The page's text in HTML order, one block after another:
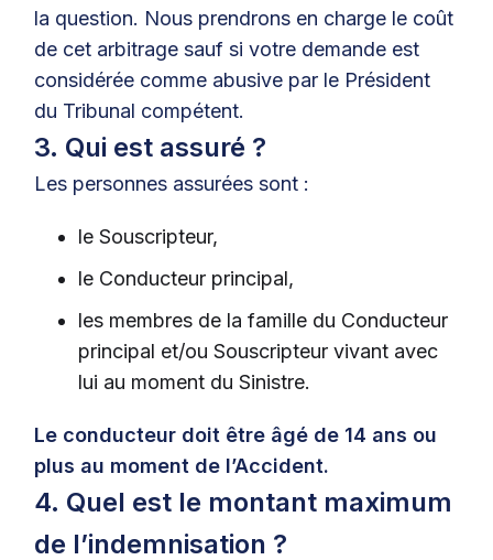
la question. Nous prendrons en charge le coût
de cet arbitrage sauf si votre demande est
considérée comme abusive par le Président
du Tribunal compétent.
3. Qui est assuré ?
Les personnes assurées sont :
le Souscripteur,
le Conducteur principal,
les membres de la famille du Conducteur
principal et/ou Souscripteur vivant avec
lui au moment du Sinistre.
Le conducteur doit être âgé de 14 ans ou
plus au moment de l’Accident.
4. Quel est le montant maximum
de l’indemnisation ?